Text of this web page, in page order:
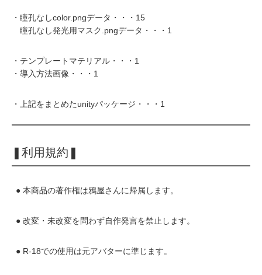
・瞳孔なしcolor.pngデータ・・・15
瞳孔なし発光用マスク.pngデータ・・・1
・テンプレートマテリアル・・・1
・導入方法画像・・・1
・上記をまとめたunityパッケージ・・・1
❚利用規約❚
● 本商品の著作権は鴉屋さんに帰属します。
● 改変・未改変を問わず自作発言を禁止します。
● R‐18での使用は元アバターに準じます。